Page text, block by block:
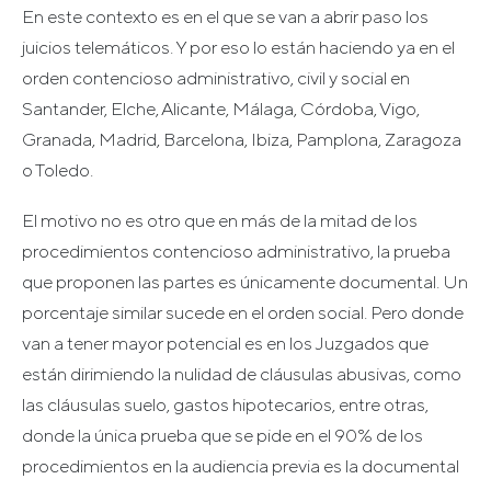
En este contexto es en el que se van a abrir paso los
juicios telemáticos. Y por eso lo están haciendo ya en el
orden contencioso administrativo, civil y social en
Santander, Elche, Alicante, Málaga, Córdoba, Vigo,
Granada, Madrid, Barcelona, Ibiza, Pamplona, Zaragoza
o Toledo.
El motivo no es otro que en más de la mitad de los
procedimientos contencioso administrativo, la prueba
que proponen las partes es únicamente documental. Un
porcentaje similar sucede en el orden social. Pero donde
van a tener mayor potencial es en los Juzgados que
están dirimiendo la nulidad de cláusulas abusivas, como
las cláusulas suelo, gastos hipotecarios, entre otras,
donde la única prueba que se pide en el 90% de los
procedimientos en la audiencia previa es la documental